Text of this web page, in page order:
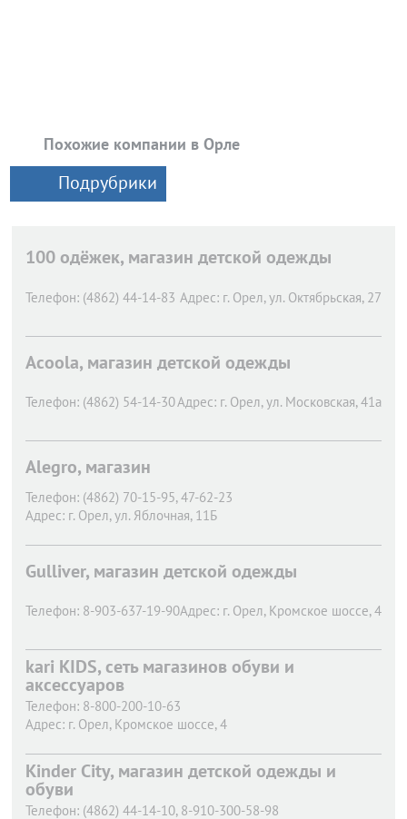
Похожие компании в Орле
Подрубрики
100 одёжек, магазин детской одежды
Телефон: (4862) 44-14-83 Адрес: г. Орел, ул. Октябрьская, 27
Acoola, магазин детской одежды
Телефон: (4862) 54-14-30Адрес: г. Орел, ул. Московская, 41а
Alegro, магазин
Телефон: (4862) 70-15-95, 47-62-23
Адрес: г. Орел, ул. Яблочная, 11Б
Gulliver, магазин детской одежды
Телефон: 8-903-637-19-90Адрес: г. Орел, Кромское шоссе, 4
kari KIDS, сеть магазинов обуви и
аксессуаров
Телефон: 8-800-200-10-63
Адрес: г. Орел, Кромское шоссе, 4
Kinder City, магазин детской одежды и
обуви
Телефон: (4862) 44-14-10, 8-910-300-58-98